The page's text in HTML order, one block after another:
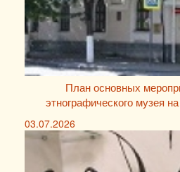
План основных
этнографического музея
03.07.2026